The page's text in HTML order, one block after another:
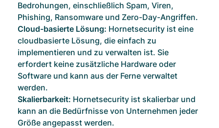
Bedrohungen, einschließlich Spam, Viren,
Phishing, Ransomware und Zero-Day-Angriffen.
Cloud-basierte Lösung: Hornetsecurity ist eine
cloudbasierte Lösung, die einfach zu
implementieren und zu verwalten ist. Sie
erfordert keine zusätzliche Hardware oder
Software und kann aus der Ferne verwaltet
werden.
Skalierbarkeit: Hornetsecurity ist skalierbar und
kann an die Bedürfnisse von Unternehmen jeder
Größe angepasst werden.